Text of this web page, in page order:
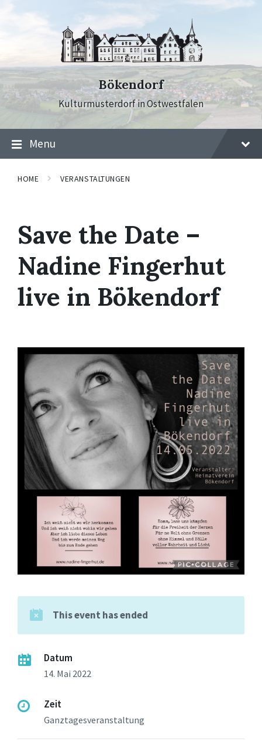
Bökendorf
Kulturmusterdorf in Ostwestfalen
Menu
HOME VERANSTALTUNGEN
Save the Date –
Nadine Fingerhut
live in Bökendorf
This event has ended
Datum
14. Mai 2022
Zeit
Ganztagesveranstaltung